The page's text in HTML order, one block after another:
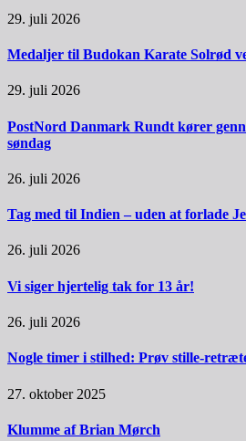
29. juli 2026
Medaljer til Budokan Karate Solrød
29. juli 2026
PostNord Danmark Rundt kører
søndag
26. juli 2026
Tag med til Indien – uden at forlade
26. juli 2026
Vi siger hjertelig tak for 13 år!
26. juli 2026
Nogle timer i stilhed: Prøv stille-
27. oktober 2025
Klumme af Brian Mørch